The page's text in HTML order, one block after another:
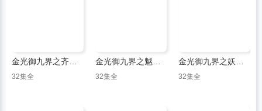
金光御九界之齐神箓
32集全
金光御九界之魆妖纪
32集全
金光御九界之妖祸天劫
32集全